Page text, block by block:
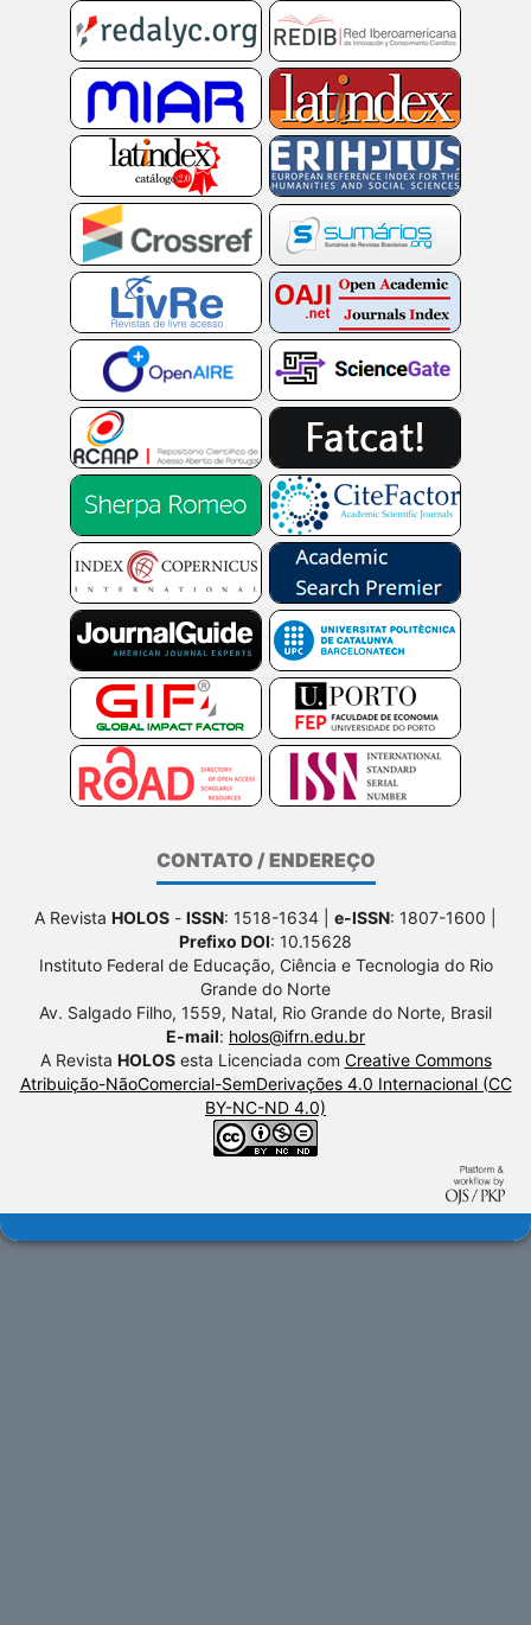
CONTATO / ENDEREÇO
A Revista HOLOS - ISSN: 1518-1634 | e-ISSN: 1807-1600 |
Prefixo DOI: 10.15628
Instituto Federal de Educação, Ciência e Tecnologia do Rio
Grande do Norte
Av. Salgado Filho, 1559, Natal, Rio Grande do Norte, Brasil
E-mail: holos@ifrn.edu.br
A Revista HOLOSesta Licenciada com Creative Commons
Atribuição-NãoComercial-SemDerivações 4.0 Internacional (CC
BY-NC-ND 4.0)